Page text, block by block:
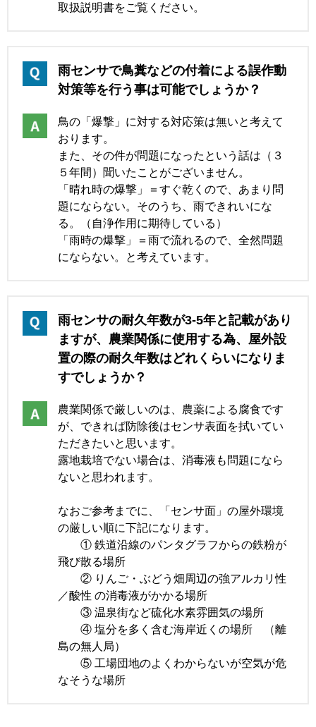
取扱説明書をご覧ください。
雨センサで鳥糞などの付着による誤作動
対策等を行う事は可能でしょうか？
鳥の「爆撃」に対する対応策は無いと考えて
おります。
また、その件が問題になったという話は（３
５年間）聞いたことがございません。
「晴れ時の爆撃」＝すぐ乾くので、あまり問
題にならない。そのうち、雨できれいにな
る。（自浄作用に期待している）
「雨時の爆撃」＝雨で流れるので、全然問題
にならない。と考えています。
雨センサの耐久年数が3-5年と記載があり
ますが、農業関係に使用する為、屋外設
置の際の耐久年数はどれくらいになりま
すでしょうか？
農業関係で厳しいのは、農薬による腐食です
が、できれば防除後はセンサ表面を拭いてい
ただきたいと思います。
露地栽培でない場合は、消毒液も問題になら
ないと思われます。
なおご参考までに、「センサ面」の屋外環境
の厳しい順に下記になります。
① 鉄道沿線のパンタグラフからの鉄粉が
飛び散る場所
② りんご・ぶどう畑周辺の強アルカリ性
／酸性 の消毒液がかかる場所
③ 温泉街など硫化水素雰囲気の場所
④ 塩分を多く含む海岸近くの場所 （離
島の無人局）
⑤ 工場団地のよくわからないが空気が危
なそうな場所